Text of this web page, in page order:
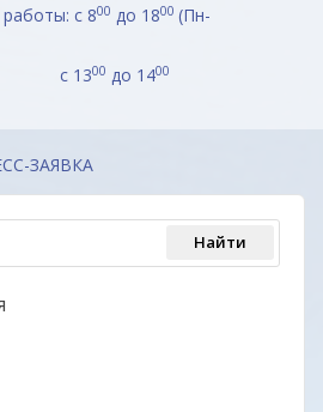
с 800 до 1800 (Пн-
с 1300 до 1400
ЗАЯВКА